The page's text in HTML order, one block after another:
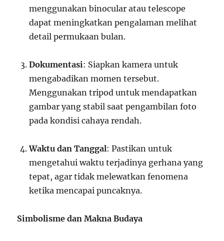
menggunakan binocular atau telescope
dapat meningkatkan pengalaman melihat
detail permukaan bulan.
Dokumentasi: Siapkan kamera untuk
mengabadikan momen tersebut.
Menggunakan tripod untuk mendapatkan
gambar yang stabil saat pengambilan foto
pada kondisi cahaya rendah.
Waktu dan Tanggal: Pastikan untuk
mengetahui waktu terjadinya gerhana yang
tepat, agar tidak melewatkan fenomena
ketika mencapai puncaknya.
Simbolisme dan Makna Budaya